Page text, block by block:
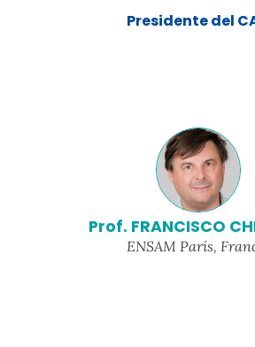
Presidente del
Prof. FRANCISCO
ENSAM París,